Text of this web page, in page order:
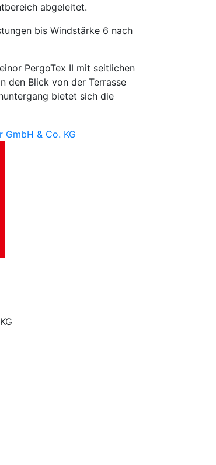
abgeleitet.
bis Windstärke 6 nach
PergoTex II mit seitlichen
den Blick von der Terrasse
bietet sich die